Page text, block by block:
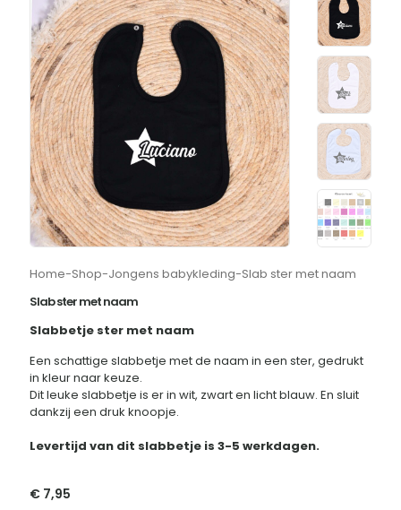
Home-Shop-Jongens babykleding-Slab ster met naam
Slab ster met naam
Slabbetje ster met naam
Een schattige slabbetje met de naam in een ster, gedrukt
in kleur naar keuze.
Dit leuke slabbetje is er in wit, zwart en licht blauw. En sluit
dankzij een druk knoopje.
Levertijd van dit slabbetje is 3-5 werkdagen.
€ 7,95